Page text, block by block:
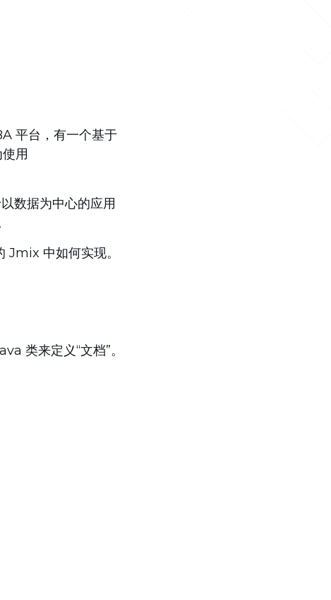
平台，有一个基于
用
数据为中心的应用
中如何实现。
类来定义“文档”。